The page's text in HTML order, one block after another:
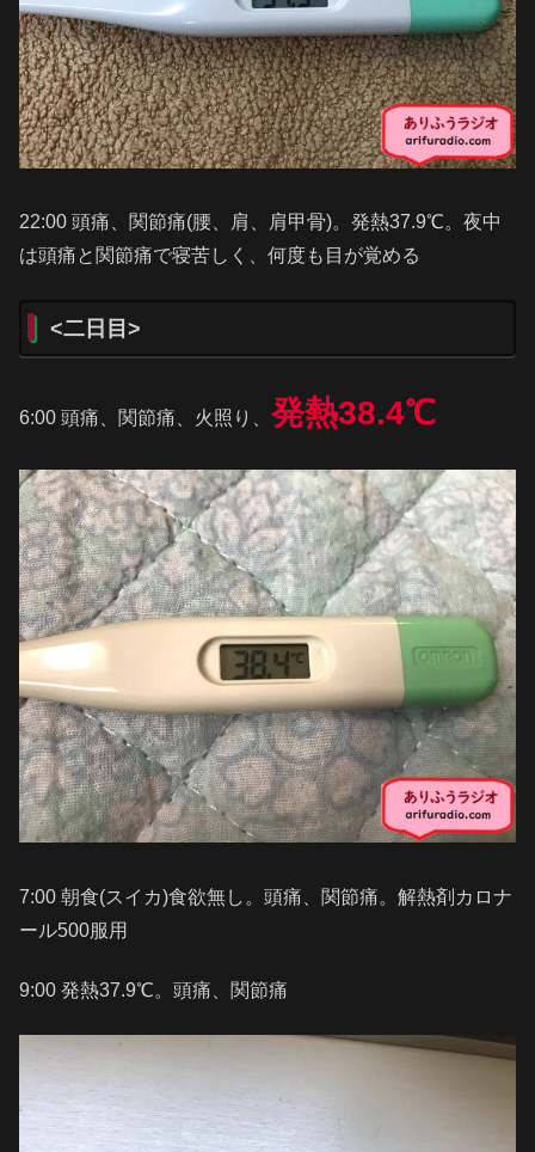
22:00 頭痛、関節痛(腰、肩、肩甲骨)。発熱37.9℃。夜中
は頭痛と関節痛で寝苦しく、何度も目が覚める
<二日目>
6:00 頭痛、関節痛、火照り、 発熱38.4℃
7:00 朝食(スイカ)食欲無し。頭痛、関節痛。解熱剤カロナ
ール500服用
9:00 発熱37.9℃。頭痛、関節痛